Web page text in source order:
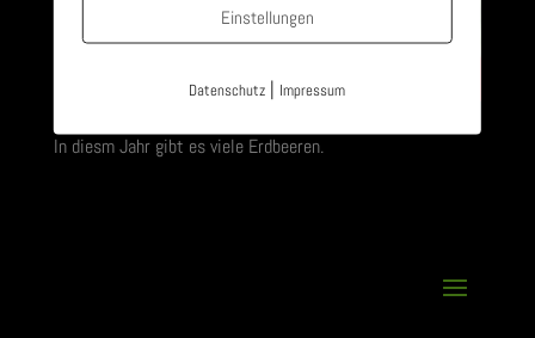
In diesm Jahr gibt es viele Erdbeeren.
Einstellungen
Datenschutz | Impressum